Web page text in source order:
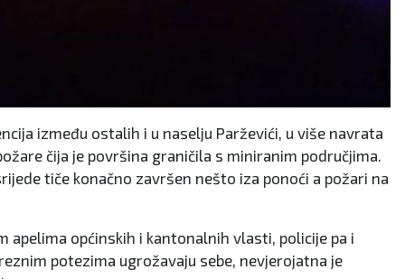
između ostalih i u naselju Parževići, u više navrata
čija je površina graničila s miniranim područjima.
tiče konačno završen nešto iza ponoći a požari na
općinskih i kantonalnih vlasti, policije pa i
potezima ugrožavaju sebe, nevjerojatna je